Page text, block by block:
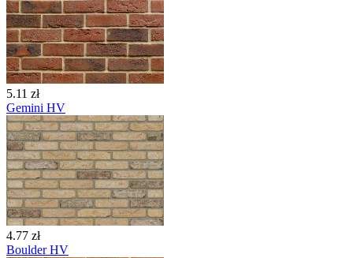
5.11 zł
Gemini HV
4.77 zł
Boulder HV